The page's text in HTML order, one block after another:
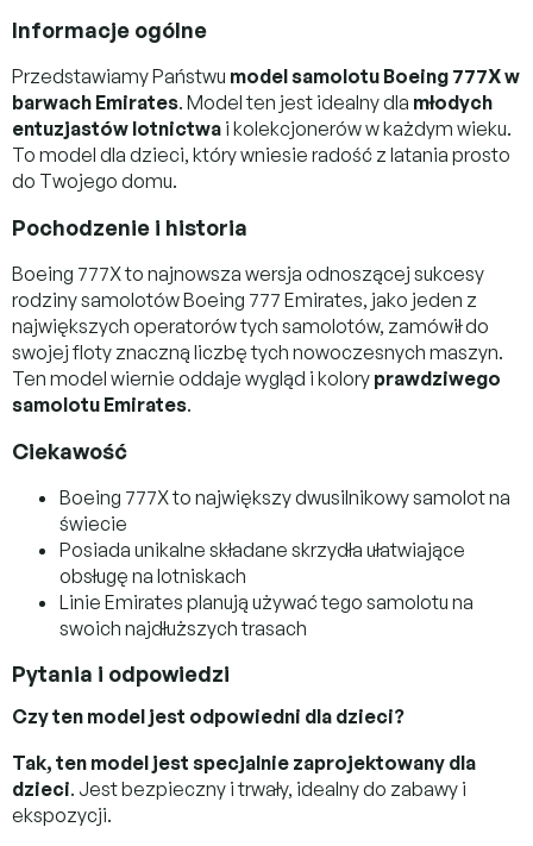
Informacje ogólne
Przedstawiamy Państwu model samolotu Boeing 777X w
barwach Emirates. Model ten jest idealny dla młodych
entuzjastów lotnictwa i kolekcjonerów w każdym wieku.
To model dla dzieci, który wniesie radość z latania prosto
do Twojego domu.
Pochodzenie i historia
Boeing 777X to najnowsza wersja odnoszącej sukcesy
rodziny samolotów Boeing 777 Emirates, jako jeden z
największych operatorów tych samolotów, zamówił do
swojej floty znaczną liczbę tych nowoczesnych maszyn.
Ten model wiernie oddaje wygląd i kolory prawdziwego
samolotu Emirates.
Ciekawość
Boeing 777X to największy dwusilnikowy samolot na
świecie
Posiada unikalne składane skrzydła ułatwiające
obsługę na lotniskach
Linie Emirates planują używać tego samolotu na
swoich najdłuższych trasach
Pytania i odpowiedzi
Czy ten model jest odpowiedni dla dzieci?
Tak, ten model jest specjalnie zaprojektowany dla
dzieci. Jest bezpieczny i trwały, idealny do zabawy i
ekspozycji.